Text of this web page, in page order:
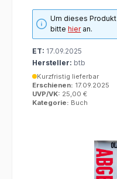
Um dieses
bittehieran.
ET: 17.09.2025
Hersteller: btb
Kurzfristig lieferbar
Erschienen: 17.09.2025
UVP/VK: 25,00 €
Kategorie: Buch